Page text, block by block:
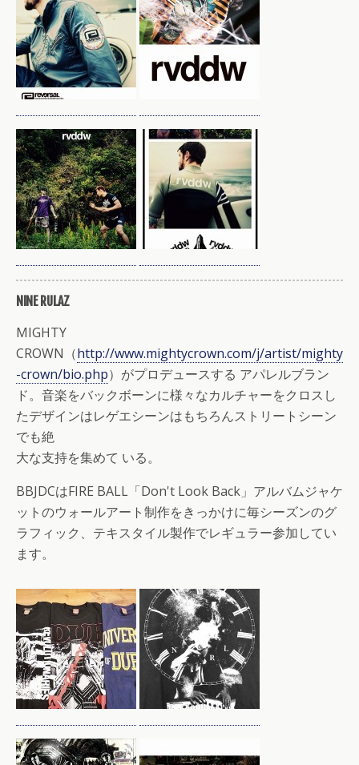
NINE RULAZ
MIGHTY
CROWN（http://www.mightycrown.com/j/artist/mighty
-crown/bio.php）がプロデュースする アパレルブラン
ド。音楽をバックボーンに様々なカルチャーをクロスし
たデザインはレゲエシーンはもちろんストリートシーン
でも絶
大な支持を集めて いる。
BBJDCはFIRE BALL「Don't Look Back」アルバムジャケ
ットのウォールアート制作をきっかけに毎シーズンのグ
ラフィック、テキスタイル製作でレギュラー参加してい
ます。